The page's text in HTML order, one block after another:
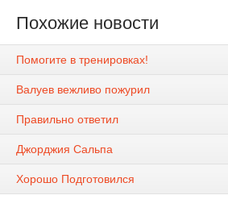
Похожие новости
Помогите в тренировках!
Валуев вежливо пожурил
Правильно ответил
Джорджия Сальпа
Хорошо Подготовился